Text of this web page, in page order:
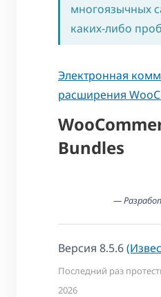
многоязычных
каких-либо
Электронная
расширения
Bundles
—
Версия 8.5.6
Последний раз
2026